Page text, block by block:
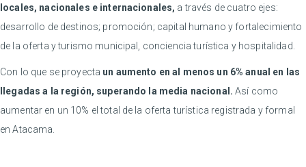
locales, nacionales e internacionales, a través de cuatro ejes:
desarrollo de destinos; promoción; capital humano y fortalecimiento
de la oferta y turismo municipal, conciencia turística y hospitalidad.
Con lo que se proyecta un aumento en al menos un 6% anual en las
llegadas a la región, superando la media nacional. Así como
aumentar en un 10% el total de la oferta turística registrada y formal
en Atacama.